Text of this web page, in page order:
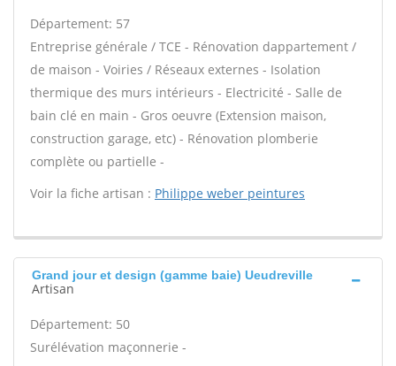
Département: 57
Entreprise générale / TCE - Rénovation dappartement /
de maison - Voiries / Réseaux externes - Isolation
thermique des murs intérieurs - Electricité - Salle de
bain clé en main - Gros oeuvre (Extension maison,
construction garage, etc) - Rénovation plomberie
complète ou partielle -
Voir la fiche artisan : Philippe weber peintures
Grand jour et design (gamme baie) Ueudreville
Artisan
Département: 50
Surélévation maçonnerie -